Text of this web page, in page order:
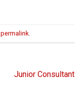
permalink
Junior Consultant